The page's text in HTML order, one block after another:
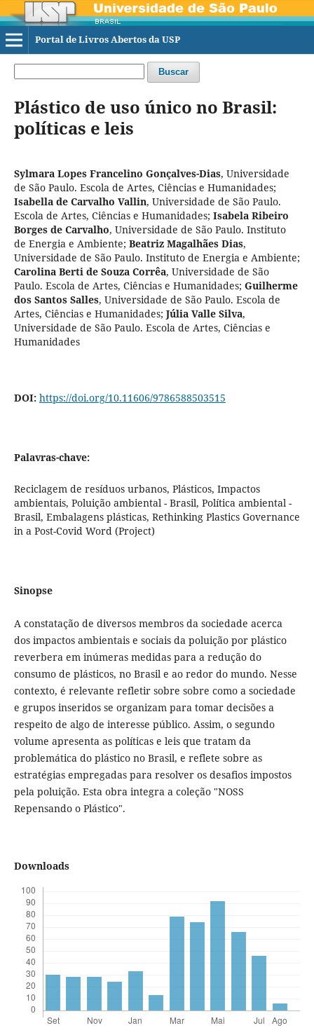
Portal de Livros Abertos da USP
Buscar
Plástico de uso único no Brasil:
políticas e leis
Sylmara Lopes Francelino Gonçalves-Dias, Universidade
de São Paulo. Escola de Artes, Ciências e Humanidades;
Isabella de Carvalho Vallin, Universidade de São Paulo.
Escola de Artes, Ciências e Humanidades; Isabela Ribeiro
Borges de Carvalho, Universidade de São Paulo. Instituto
de Energia e Ambiente; Beatriz Magalhães Dias,
Universidade de São Paulo. Instituto de Energia e Ambiente;
Carolina Berti de Souza Corrêa, Universidade de São
Paulo. Escola de Artes, Ciências e Humanidades; Guilherme
dos Santos Salles, Universidade de São Paulo. Escola de
Artes, Ciências e Humanidades; Júlia Valle Silva,
Universidade de São Paulo. Escola de Artes, Ciências e
Humanidades
DOI: https://doi.org/10.11606/9786588503515
Palavras-chave:
Reciclagem de resíduos urbanos, Plásticos, Impactos
ambientais, Poluição ambiental - Brasil, Política ambiental -
Brasil, Embalagens plásticas, Rethinking Plastics Governance
in a Post-Covid Word (Project)
Sinopse
A constatação de diversos membros da sociedade acerca
dos impactos ambientais e sociais da poluição por plástico
reverbera em inúmeras medidas para a redução do
consumo de plásticos, no Brasil e ao redor do mundo. Nesse
contexto, é relevante refletir sobre sobre como a sociedade
e grupos inseridos se organizam para tomar decisões a
respeito de algo de interesse público. Assim, o segundo
volume apresenta as políticas e leis que tratam da
problemática do plástico no Brasil, e reflete sobre as
estratégias empregadas para resolver os desafios impostos
pela poluição. Esta obra integra a coleção "NOSS
Repensando o Plástico".
Downloads